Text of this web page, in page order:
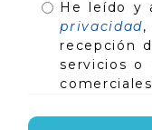
He leído y
privacidad,
recepción
servicios o
comerciales